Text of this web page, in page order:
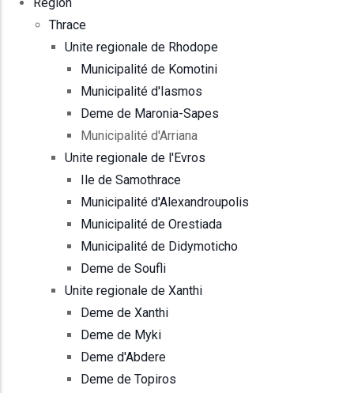
Thrace
Unite regionale de Rhodope
Municipalité de Komotini
Municipalité d'Iasmos
Deme de Maronia-Sapes
Municipalité d'Arriana
Unite regionale de l'Evros
Ile de Samothrace
Municipalité d'Alexandroupolis
Municipalité de Orestiada
Municipalité de Didymoticho
Deme de Soufli
Unite regionale de Xanthi
Deme de Xanthi
Deme de Myki
Deme d'Abdere
Deme de Topiros